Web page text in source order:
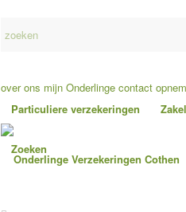
over ons mijn Onderlinge contact
Particuliere verzekeringen
Zoeken